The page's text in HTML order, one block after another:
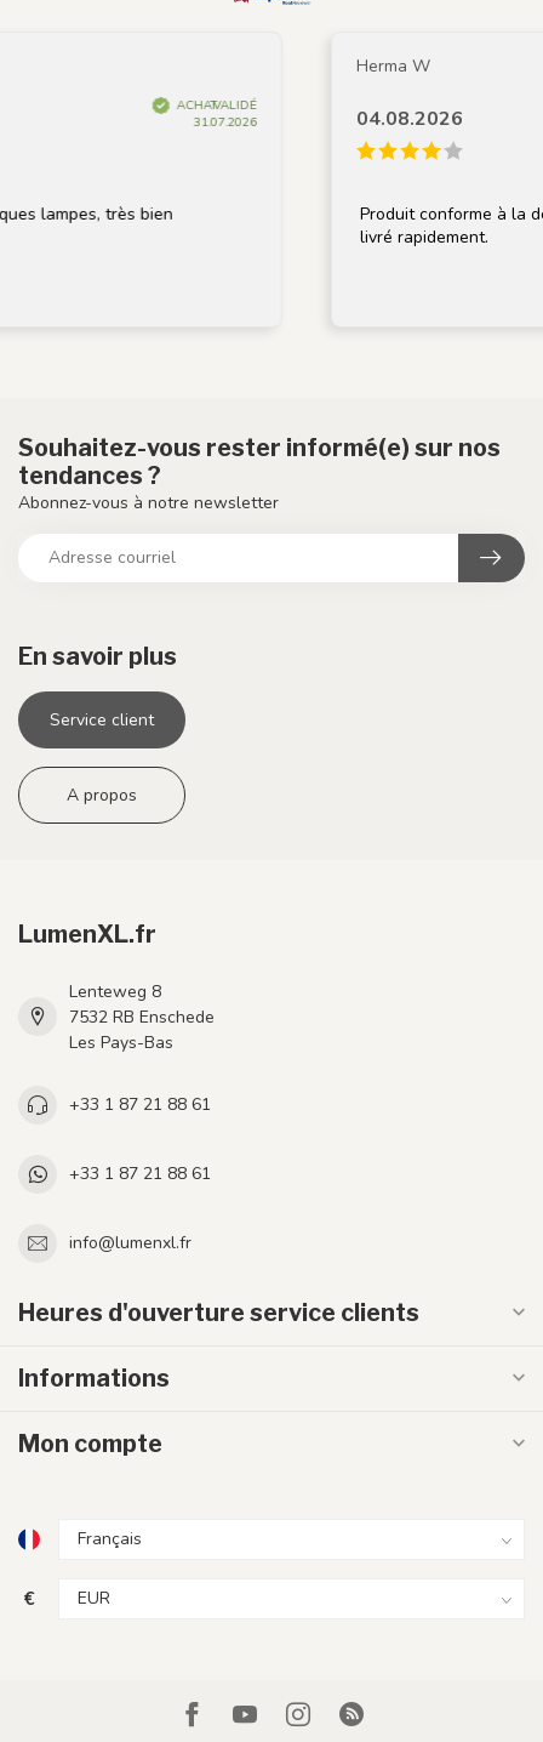
ACHAT VALIDÉ
31.07.2026
lampes, très bien
Herma W
04.08.2026
Produit conforme à la
livré rapidement.
En savoir plus
Service client
A propos
Souhaitez-vous rester informé(e) sur nos
tendances ?
Abonnez-vous à notre newsletter
LumenXL.fr
Lenteweg 8
7532 RB Enschede
Les Pays-Bas
+33 1 87 21 88 61
+33 1 87 21 88 61
info@lumenxl.fr
Heures d'ouverture service clients
Informations
Mon compte
€